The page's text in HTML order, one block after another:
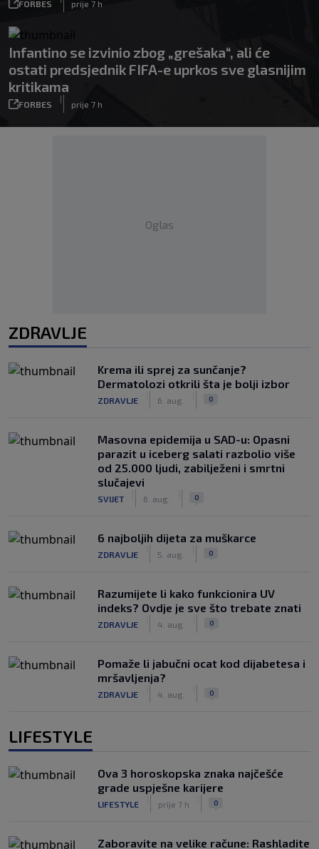
FORBES prije 7 h
Infantino se izvinio zbog „grešaka“, ali će
ostati predsjednik FIFA-e uprkos sve glasnijim
kritikama
FORBES
|
prije 7 h
Oglas
ZDRAVLJE
Krema ili sprej za sunčanje?
Dermatolozi otkrili šta je bolji izbor
ZDRAVLJE 6. aug. 0
Masovna epidemija u SAD-u: Opasni
parazit u iceberg salati razbolio više
od 25.000 ljudi, zabilježeni i smrtni
slučajevi
SVIJET 6. aug. 0
6 najboljih dijeta za muškarce
ZDRAVLJE 5. aug. 0
Razumijete li kako funkcionira UV
indeks? Ovdje je sve što trebate znati
ZDRAVLJE 4. aug. 0
Pomaže li jabučni ocat kod dijabetesa i
mršavljenja?
ZDRAVLJE 4. aug. 0
LIFESTYLE
Ova 3 horoskopska znaka najčešće
grade uspješne karijere
LIFESTYLE prije 7 h 0
Zaboravite na velike račune: Rashladite